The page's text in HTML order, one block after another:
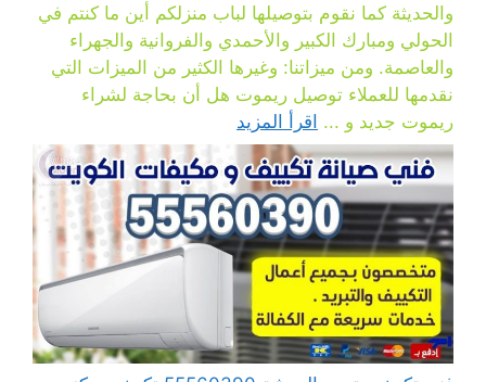
والحديثة كما نقوم بتوصيلها لباب منزلكم أين ما كنتم في
الحولي ومبارك الكبير والأحمدي والفروانية والجهراء
والعاصمة. ومن ميزاتنا: وغيرها الكثير من الميزات التي
نقدمها للعملاء توصيل ريموت هل أن بحاجة لشراء
ريموت جديد و ... اقرأ المزيد